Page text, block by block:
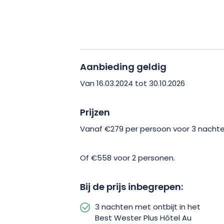
fascinerende dieren van de dierentuin
gratis. Als je een fervent wandelaar
Ontspan na deze intensieve dagen in
Je hebt toegang tot alle faciliteiten
Laat u verleiden door deze reis naar
vandaag nog uw gezinsvakantie! Er
terrein.
Aanbieding geldig
Van 16.03.2024 tot 30.10.2026
Prijzen
Vanaf €279 per persoon voor 3
Of €558 voor 2 personen.
Bij de prijs inbegrepen:
3 nachten met ontbijt in het
Best Wester Plus Hôtel Au